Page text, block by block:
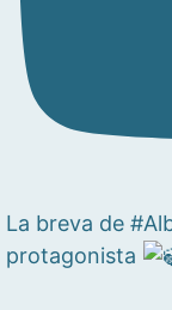
La breva de
protagonista